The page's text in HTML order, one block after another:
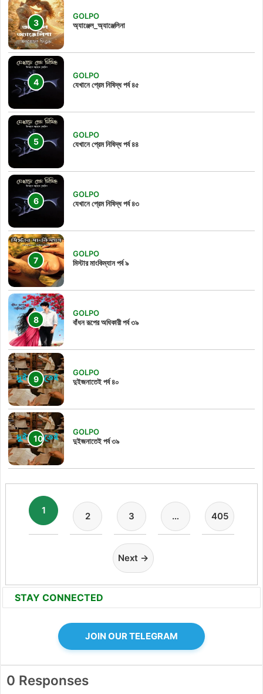
GOLPO
অ্যাঞ্জেল_অ্যাঞ্জেলিনা
GOLPO
যেখানে প্রেম নিষিদ্ধ পর্ব ৪৫
GOLPO
যেখানে প্রেম নিষিদ্ধ পর্ব ৪৪
GOLPO
যেখানে প্রেম নিষিদ্ধ পর্ব ৪৩
GOLPO
মিস্টার মাংকিম্যান পর্ব ৯
GOLPO
বাঁধন রূপের অধিকারী পর্ব ৩৯
GOLPO
দুইজনাতেই পর্ব ৪০
GOLPO
দুইজনাতেই পর্ব ৩৯
1
2 3 … 405
Next →
STAY CONNECTED
JOIN OUR TELEGRAM
0 Responses